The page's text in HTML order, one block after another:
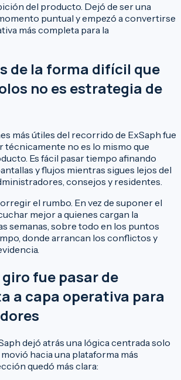
del producto. Dejó de ser una
puntual y empezó a convertirse
más completa para la
de la forma difícil que
no es estrategia de
más útiles del recorrido de ExSaph fue
técnicamente no es lo mismo que
Es fácil pasar tiempo afinando
y flujos mientras sigues lejos del
consejos y residentes.
el rumbo. En vez de suponer el
mejor a quienes cargan la
semanas, sobre todo en los puntos
donde arrancan los conflictos y
fue pasar de
a capa operativa para
dejó atrás una lógica centrada solo
hacia una plataforma más
quedó más clara: